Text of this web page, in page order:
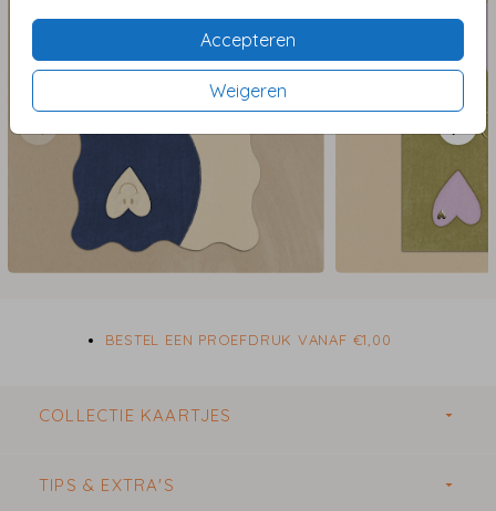
Accepteren
Weigeren
BESTEL EEN PROEFDRUK VANAF €1,00
COLLECTIE KAARTJES
TIPS & EXTRA'S